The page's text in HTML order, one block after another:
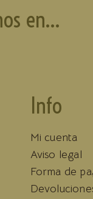
en...
Info
Mi cuenta
Aviso legal
Forma de